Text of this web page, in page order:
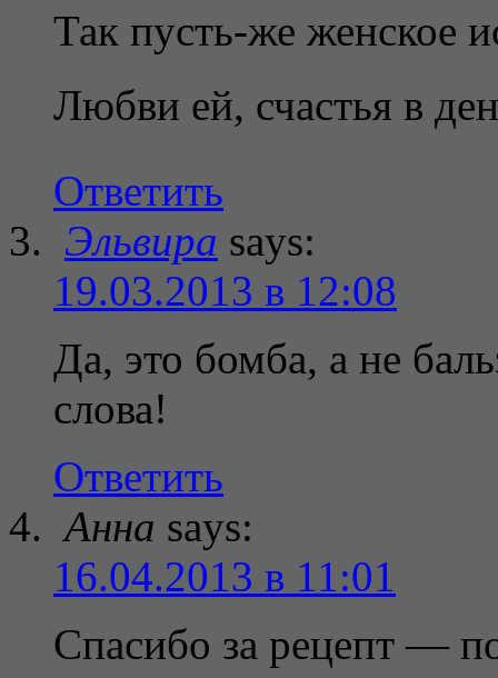
Так пусть-же женское
Любви ей, счастья в
Ответить
Эльвира says:
19.03.2013 в 12:08
Да, это бомба, а не
слова!
Ответить
Анна says:
16.04.2013 в 11:01
Спасибо за рецепт —